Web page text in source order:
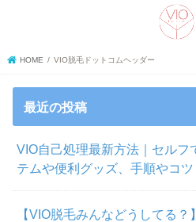
HOME VIO脱毛ドットコムヘッダー
最近の投稿
VIO自己処理最新方法｜セルフ
テムや便利グッズ、手順やコツ
【VIO脱毛みんなどうしてる